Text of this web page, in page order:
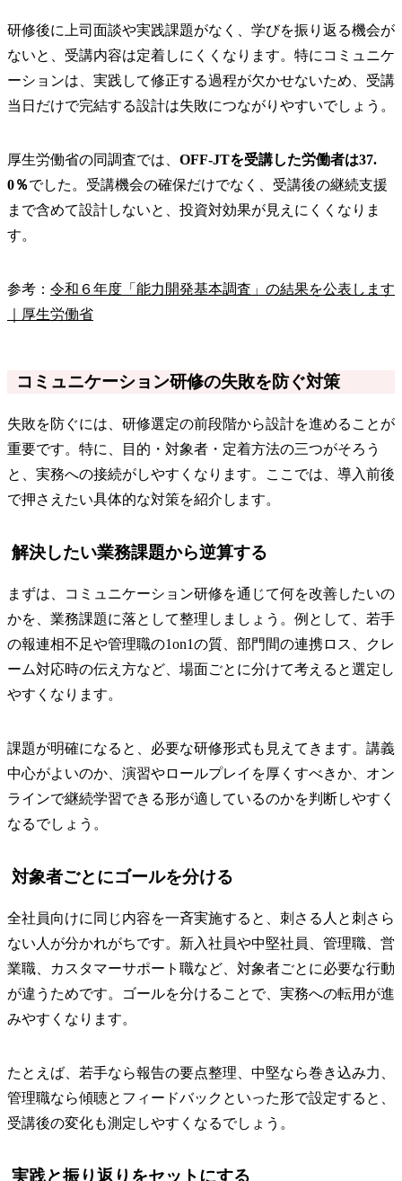
研修後に上司面談や実践課題がなく、学びを振り返る機会が
ないと、受講内容は定着しにくくなります。特にコミュニケ
ーションは、実践して修正する過程が欠かせないため、受講
当日だけで完結する設計は失敗につながりやすいでしょう。
厚生労働省の同調査では、 OFF-JTを受講した労働者は37.
0％でした。受講機会の確保だけでなく、受講後の継続支援
まで含めて設計しないと、投資対効果が見えにくくなりま
す。
参考： 令和６年度「能力開発基本調査」の結果を公表します
｜厚生労働省
コミュニケーション研修の失敗を防ぐ対策
失敗を防ぐには、研修選定の前段階から設計を進めることが
重要です。特に、目的・対象者・定着方法の三つがそろう
と、実務への接続がしやすくなります。ここでは、導入前後
で押さえたい具体的な対策を紹介します。
解決したい業務課題から逆算する
まずは、コミュニケーション研修を通じて何を改善したいの
かを、業務課題に落として整理しましょう。例として、若手
の報連相不足や管理職の1on1の質、部門間の連携ロス、クレ
ーム対応時の伝え方など、場面ごとに分けて考えると選定し
やすくなります。
課題が明確になると、必要な研修形式も見えてきます。講義
中心がよいのか、演習やロールプレイを厚くすべきか、オン
ラインで継続学習できる形が適しているのかを判断しやすく
なるでしょう。
対象者ごとにゴールを分ける
全社員向けに同じ内容を一斉実施すると、刺さる人と刺さら
ない人が分かれがちです。新入社員や中堅社員、管理職、営
業職、カスタマーサポート職など、対象者ごとに必要な行動
が違うためです。ゴールを分けることで、実務への転用が進
みやすくなります。
たとえば、若手なら報告の要点整理、中堅なら巻き込み力、
管理職なら傾聴とフィードバックといった形で設定すると、
受講後の変化も測定しやすくなるでしょう。
実践と振り返りをセットにする